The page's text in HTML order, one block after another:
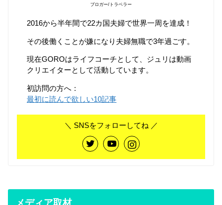
ブロガー/トラベラー
2016から半年間で22カ国夫婦で世界一周を達成！
その後働くことが嫌になり夫婦無職で3年過ごす。
現在GOROはライフコーチとして、ジュリは動画
クリエイターとして活動しています。
初訪問の方へ：
最初に読んで欲しい10記事
＼ SNSをフォローしてね ／
メディア取材